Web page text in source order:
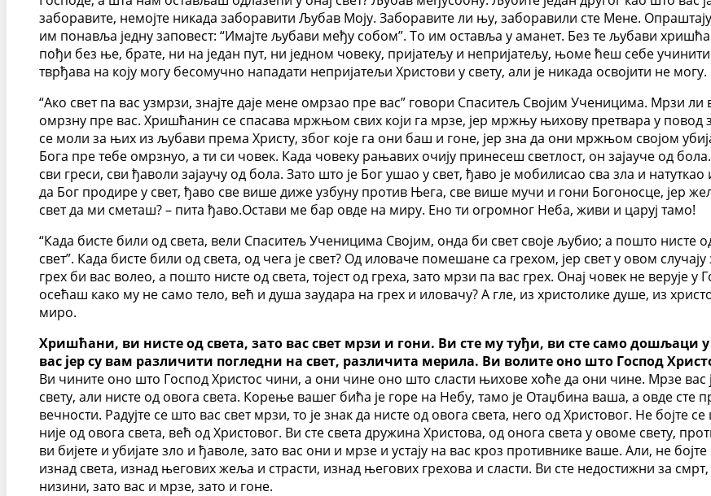
заборавите, немојте никада заборавити Љубав Моју. Заборавите ли њу, заборавили сте Мене.
им понавља једну заповест: “Имајте љубави међу собом”. То им оставља у аманет. Без те љубави
пођи без ње, брате, ни на један пут, ни једном човеку, пријатељу и непријатељу, њоме ћеш себе
тврђава на коју могу бесомучно нападати непријатељи Христови у свету, али је никада освојити не могу.
“Ако свет па вас узмрзи, знајте даје мене омрзао пре вас” говори Спаситељ Својим Ученицима. Мрзи ли
омрзну пре вас. Хришћанин се спасава мржњом свих који га мрзе, јер мржњу њихову претвара у повод
се моли за њих из љубави према Христу, због које га они баш и гоне, јер зна да они мржњом својом
Бога пре тебе омрзнуо, а ти си човек. Када човеку рањавих очију принесеш светлост, он зајауче од
сви греси, сви ђаволи зајаучу од бола. Зато што је Бог ушао у свет, ђаво је мобилисао сва зла и
да Бог продире у свет, ђаво све више диже узбуну против Њега, све више мучи и гони Богоносце, јер
свет да ми сметаш? – пита ђаво.Остави ме бар овде на миру. Ено ти огромног Неба, живи и царуј тамо!
“Када бисте били од света, вели Спаситељ Ученицима Својим, онда би свет своје љубио; а пошто нисте
свет”. Када бисте били од света, од чега је свет? Од иловаче помешане са грехом, јер свет у овом
грех би вас волео, а пошто нисте од света, тојест од греха, зато мрзи па вас грех. Онај човек не верује
осећаш како му не само тело, већ и душа заудара на грех и иловачу? А гле, из христолике душе, из
миро.
Хришћани, ви нисте од света, зато вас свет мрзи и гони. Ви сте му туђи, ви сте само дошљаци
вас јер су вам различити погледни на свет, различита мерила. Ви волите оно што Господ
Ви чините оно што Господ Христос чини, а они чине оно што сласти њихове хоће да они чине. Мрзе вас
свету, али нисте од овога света. Корење вашег бића је горе на Небу, тамо је Отаџбина ваша, а овде сте
вечности. Радујте се што вас свет мрзи, то је знак да нисте од овога света, него од Христовог. Не бојте
није од овога света, већ од Христовог. Ви сте света дружина Христова, од онога света у овоме свету,
ви бијете и убијате зло и ђаволе, зато вас они и мрзе и устају на вас кроз противнике ваше. Али, не
изнад света, изнад његових жеља и страсти, изнад његових грехова и сласти. Ви сте недостижни за
низини, зато вас и мрзе, зато и гоне.